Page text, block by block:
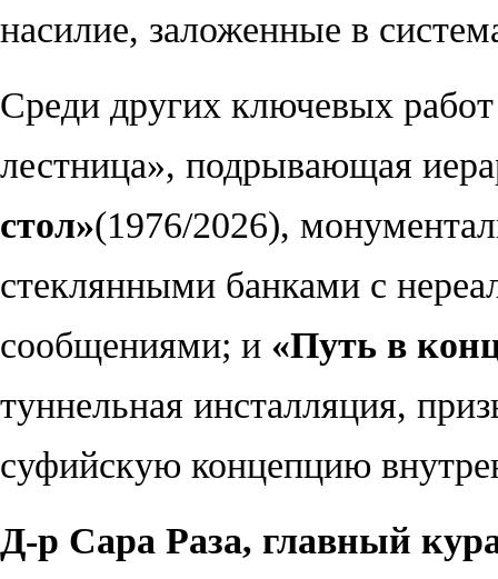
насилие, заложенные в
Среди других ключевых
лестница», подрывающая
стол»(1976/2026),
стеклянными банками с
сообщениями; и «Путь в
туннельная инсталляция,
суфийскую концепцию
Д-р Сара Раза, главный